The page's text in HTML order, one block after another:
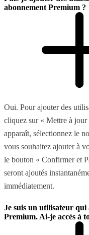
abonnement Premium ?
Oui. Pour ajouter des
cliquez sur « Mettre à
apparaît, sélectionnez le
vous souhaitez ajouter à
le bouton « Confirmer et
seront ajoutés
immédiatement.
Je suis un utilisateur qui
Premium. Ai-je accès à